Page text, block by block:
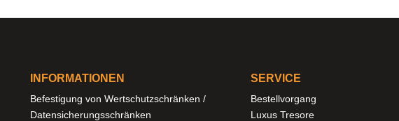
INFORMATIONEN
Befestigung von Wertschutzschränken /
Datensicherungsschränken
SERVICE
Bestellvorgang
Luxus Tresore